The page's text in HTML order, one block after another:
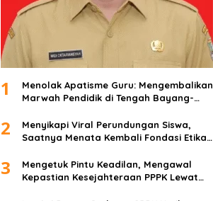
1
Menolak Apatisme Guru: Mengembalikan
Marwah Pendidik di Tengah Bayang-
2
Menyikapi Viral Perundungan Siswa,
Saatnya Menata Kembali Fondasi Etika
3
Mengetuk Pintu Keadilan, Mengawal
Kepastian Kesejahteraan PPPK Lewat